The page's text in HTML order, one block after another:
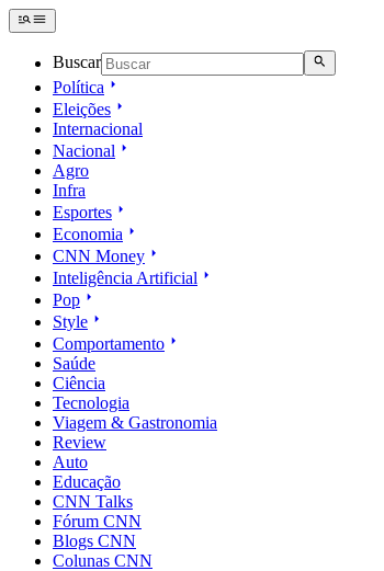
Buscar
Política
Eleições
Internacional
Nacional
Agro
Infra
Esportes
Economia
CNN Money
Inteligência Artificial
Pop
Style
Comportamento
Saúde
Ciência
Tecnologia
Viagem & Gastronomia
Review
Auto
Educação
CNN Talks
Fórum CNN
Blogs CNN
Colunas CNN